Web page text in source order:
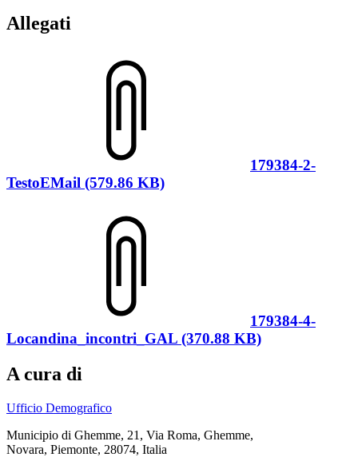
Allegati
179384-2-
TestoEMail (579.86 KB)
179384-4-
Locandina_incontri_GAL (370.88 KB)
A cura di
Ufficio Demografico
Municipio di Ghemme, 21, Via Roma, Ghemme,
Novara, Piemonte, 28074, Italia